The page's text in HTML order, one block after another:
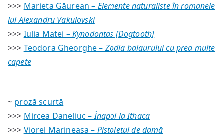
>>> Marieta Găurean – Elemente naturaliste în romanele
lui Alexandru Vakulovski
>>> Iulia Matei –Kynodontas [Dogtooth]
>>> Teodora Gheorghe – Zodia balaurului cu prea multe
capete
~ proză scurtă
>>> Mircea Daneliuc –Înapoi la Ithaca
>>> Viorel Marineasa – Pistoletul de damă